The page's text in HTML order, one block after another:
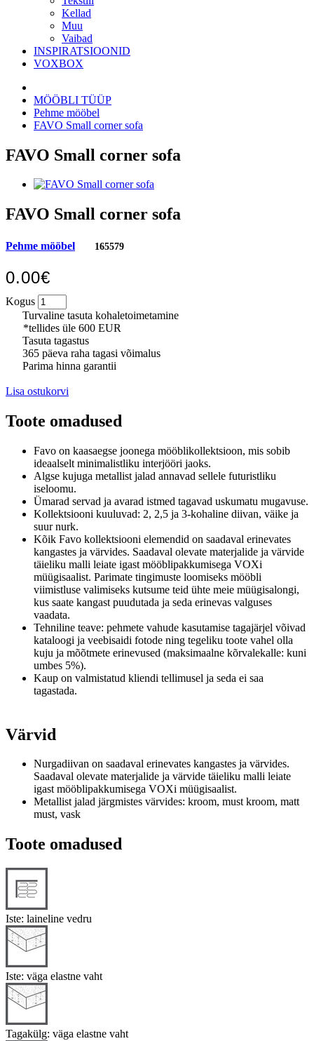
Kellad
Muu
Vaibad
INSPIRATSIOONID
VOXBOX
MÖÖBLI TÜÜP
Pehme mööbel
FAVO Small corner sofa
FAVO Small corner sofa
FAVO Small corner sofa
Pehme mööbel 165579
0.00€
Kogus
Turvaline tasuta kohaletoimetamine
*tellides üle 600 EUR
Tasuta tagastus
365 päeva raha tagasi võimalus
Parima hinna garantii
Lisa ostukorvi
Toote omadused
Favo on kaasaegse joonega mööblikollektsioon, mis sobib
ideaalselt minimalistliku interjööri jaoks.
Algse kujuga metallist jalad annavad sellele futuristliku
iseloomu.
Ümarad servad ja avarad istmed tagavad uskumatu mugavuse.
Kollektsiooni kuuluvad: 2, 2,5 ja 3-kohaline diivan, väike ja
suur nurk.
Kõik Favo kollektsiooni elemendid on saadaval erinevates
kangastes ja värvides. Saadaval olevate materjalide ja värvide
täieliku malli leiate igast mööblipakkumisega VOXi
müügisaalist. Parimate tingimuste loomiseks mööbli
viimistluse valimiseks kutsume teid ühte meie müügisalongi,
kus saate kangast puudutada ja seda erinevas valguses
vaadata.
Tehniline teave: pehmete vahude kasutamise tagajärjel võivad
kataloogi ja veebisaidi fotode ning tegeliku toote vahel olla
kuju ja mõõtmete erinevused (maksimaalne kõrvalekalle: kuni
umbes 5%).
Kaup on valmistatud kliendi tellimusel ja seda ei saa
tagastada.
Värvid
Nurgadiivan on saadaval erinevates kangastes ja värvides.
Saadaval olevate materjalide ja värvide täieliku malli leiate
igast mööblipakkumisega VOXi müügisaalist.
Metallist jalad järgmistes värvides: kroom, must kroom, matt
must, vask
Toote omadused
Iste: laineline vedru
Iste: väga elastne vaht
Tagakülg: väga elastne vaht